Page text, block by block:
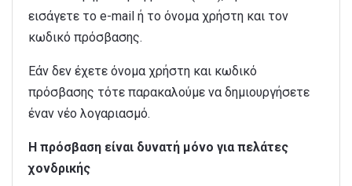
εισάγετε το e-mail ή το όνομα χρήστη και τον
κωδικό πρόσβασης.
Εάν δεν έχετε όνομα χρήστη και κωδικό
πρόσβασης τότε παρακαλούμε να δημιουργήσετε
έναν νέο λογαριασμό.
Η πρόσβαση είναι δυνατή μόνο για πελάτες
χονδρικής